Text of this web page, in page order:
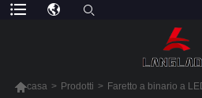
casa > Prodotti > Faretto a binario a